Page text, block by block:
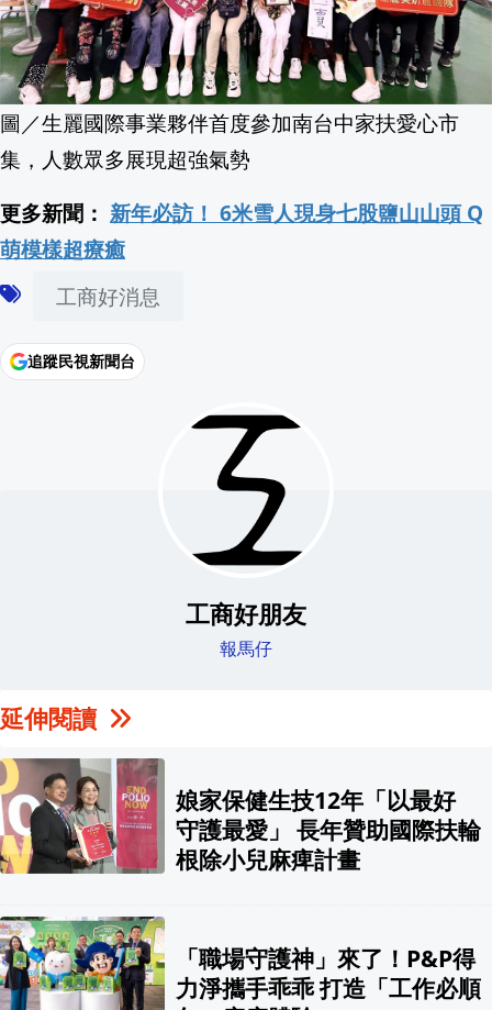
圖／生麗國際事業夥伴首度參加南台中家扶愛心市
集，人數眾多展現超強氣勢
更多新聞： 新年必訪！ 6米雪人現身七股鹽山山頭 Q
萌模樣超療癒
工商好消息
追蹤民視新聞台
工商好朋友
報馬仔
延伸閱讀
娘家保健生技12年「以最好
守護最愛」 長年贊助國際扶輪
根除小兒麻痺計畫
「職場守護神」來了！P&P得
力淨攜手乖乖 打造「工作必順